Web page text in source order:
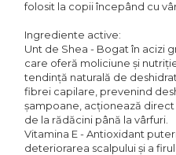
folosit la copii începând cu
Ingrediente active:
Unt de Shea - Bogat în acizi
care oferă moliciune și
tendință naturală de
fibrei capilare, prevenind
șampoane, acționează direct
de la rădăcini până la vârfuri.
Vitamina E - Antioxidant
deteriorarea scalpului și a